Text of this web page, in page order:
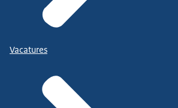
Vacatures